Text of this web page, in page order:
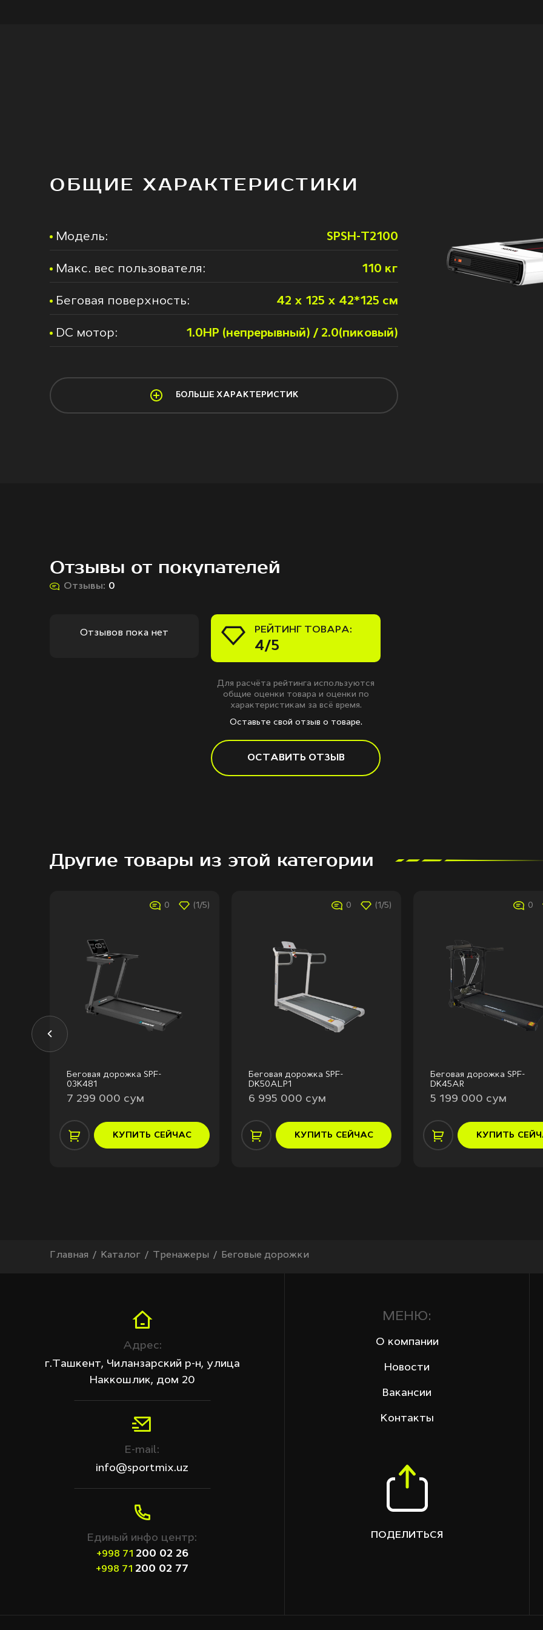
ОБЩИЕ ХАРАКТЕРИСТИКИ
Модель: SPSH-T2100
Макс. вес пользователя: 110 кг
Беговая поверхность: 42 x 125 x 42*125 см
DС мотор: 1.0HP (непрерывный) / 2.0(пиковый)
БОЛЬШЕ ХАРАКТЕРИСТИК
Отзывы от покупателей
Отзывы: 0
Отзывов пока нет РЕЙТИНГ ТОВАРА:
4/5
Для расчёта рейтинга используются
общие оценки товара и оценки по
характеристикам за всё время.
Оставьте свой отзыв о товаре.
ОСТАВИТЬ ОТЗЫВ
Другие товары из этой категории
0 (1/5)
Беговая дорожка SPF-
03K481
7 299 000 сум
КУПИТЬ СЕЙЧАС
0 (1/5)
Беговая дорожка SPF-
DK50ALP1
6 995 000 сум
КУПИТЬ СЕЙЧАС
0
Беговая дорожка SPF-
DK45AR
5 199 000 сум
КУПИТЬ
Главная Каталог Тренажеры Беговые дорожки
Адрес:
г.Ташкент, Чиланзарский р-н, улица
Наккошлик, дом 20
E-mail:
info@sportmix.uz
Единый инфо центр:
+998 71 200 02 26
+998 71 200 02 77
МЕНЮ:
О компании
Новости
Вакансии
Контакты
ПОДЕЛИТЬСЯ